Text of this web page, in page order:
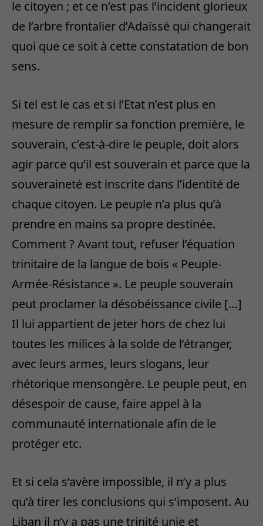
le citoyen ; et ce n’est pas l’incident glorieux
de l’arbre frontalier d’Adaïssé qui changerait
quoi que ce soit à cette constatation de bon
sens.
Si tel est le cas et si l’Etat n’est plus en
mesure de remplir sa fonction première, le
souverain, c’est-à-dire le peuple, doit alors
agir parce qu’il est souverain et parce que la
souveraineté est inscrite dans l’identité de
chaque citoyen. Le peuple n’a plus qu’à
prendre en mains sa propre destinée.
Comment ? Avant tout, refuser l’équation
trinitaire de la langue de bois « Peuple-
Armée-Résistance ». Le peuple souverain
peut proclamer la désobéissance civile […]
Il lui appartient de jeter hors de chez lui
toutes les milices à la solde de l’étranger,
avec leurs armes, leurs slogans, leur
rhétorique mensongère. Le peuple peut, en
désespoir de cause, faire appel à la
communauté internationale afin de le
protéger etc.
Et si cela s’avère impossible, il n’y a plus
qu’à tirer les conclusions qui s’imposent. Au
Liban il n’y a pas une trinité unie et